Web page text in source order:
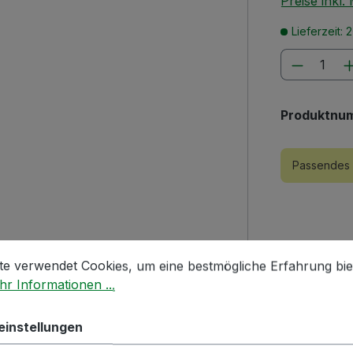
Lieferzeit:
aus Kunststoff"
Cookies, um eine bestmögliche Erfahrung
verwendet Cookies, um eine bestmögliche Erfahrung
Informationen ...